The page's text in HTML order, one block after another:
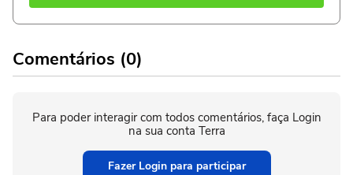
Comentários (0)
Para poder interagir com todos comentários, faça Login
na sua conta Terra
Fazer Login para participar